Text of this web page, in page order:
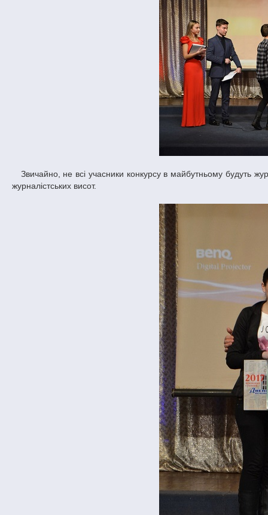
Звичайно, не всі учасники конкурсу в майбутньому будуть журналістами, але в багатьох учнів з’явився азарт та запал до підкорення нових
журналістських висот.